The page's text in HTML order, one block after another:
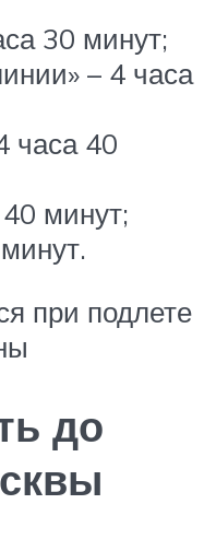
30 минут;
– 4 часа
часа 40
минут;
при подлете
до